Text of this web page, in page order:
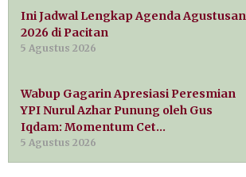
Ini Jadwal Lengkap Agenda Agustusan
2026 di Pacitan
5 Agustus 2026
Wabup Gagarin Apresiasi Peresmian
YPI Nurul Azhar Punung oleh Gus
Iqdam: Momentum Cet…
5 Agustus 2026